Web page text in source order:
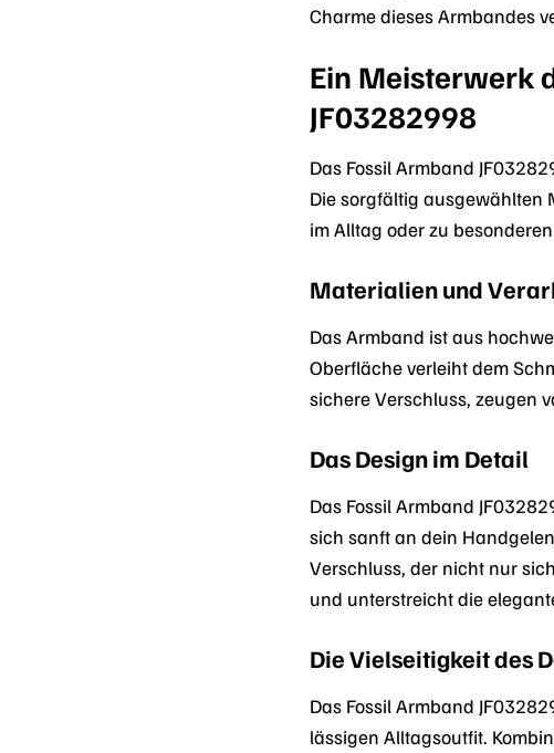
Charme dieses Armbandes
Ein Meisterwerk
JF03282998
Das Fossil Armband
Die sorgfältig ausgewählten
im Alltag oder zu
Materialien und
Das Armband ist aus
Oberfläche verleiht dem
sichere Verschluss, zeugen
Das Design im Detail
Das Fossil Armband
sich sanft an dein
Verschluss, der nicht nur
und unterstreicht die
Die Vielseitigkeit des
Das Fossil Armband
lässigen Alltagsoutfit.